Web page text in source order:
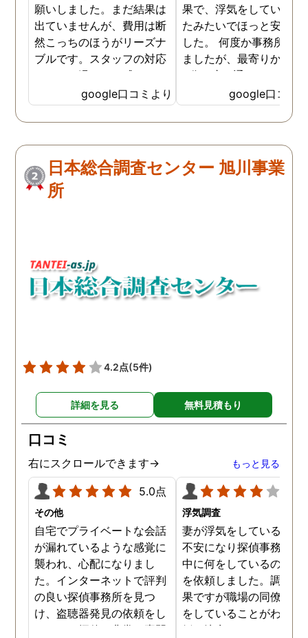
願いしました。まだ結果は
出ていませんが、費用は断
然こっちのほうがリーズナ
ブルです。スタッフの対応
なんかも温かみを感じま
す。はじめからこちらにす
ればよかったです😢 …
google口コミより
果で、浮気をしていなか
たみたいでほっと安心し
した。 何度か事務所に
ましたが、最寄りから徒
3分程度で通いやすかっ
google口コミ
日本総合調査センター 旭川事業
所
4.2点(5件)
詳細を見る 無料見積もり
口コミ
右にスクロールできます→ もっと見る
5.0点
その他
自宅でプライベートな会話
が漏れているような感覚に
襲われ、心配になりまし
た。インターネットで評判
の良い探偵事務所を見つ
け、盗聴器発見の依頼をし
ました。探偵は非常に専門
浮気調査
妻が浮気をしていると思
不安になり探偵事務所に
中に何をしているのか調
を依頼しました。調査の
果ですが職場の同僚と浮
をしていることがわかり
婚を決意しました。浮気